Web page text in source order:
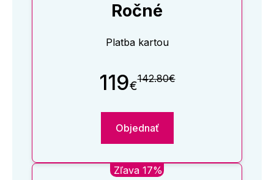
Ročné
Platba kartou
119€142.80€
Objednať
Zľava 17%